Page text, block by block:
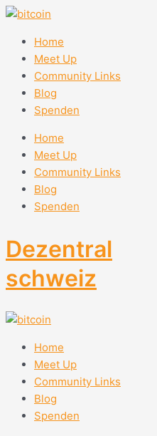
Zum
springenHome
Meet Up
Community Links
Blog
Spenden
Home
Meet Up
Community Links
Blog
Spenden
Dezentral
schweiz
Home
Meet Up
Community Links
Blog
Spenden